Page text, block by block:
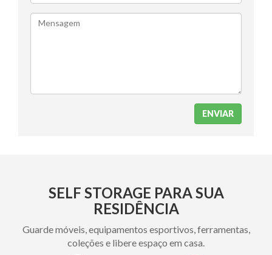
Mensagem
SELF STORAGE PARA SUA
RESIDÊNCIA
Guarde móveis, equipamentos esportivos, ferramentas,
coleções e libere espaço em casa.